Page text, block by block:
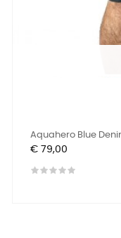
Aquahero Blue
Prijs
€ 79,00